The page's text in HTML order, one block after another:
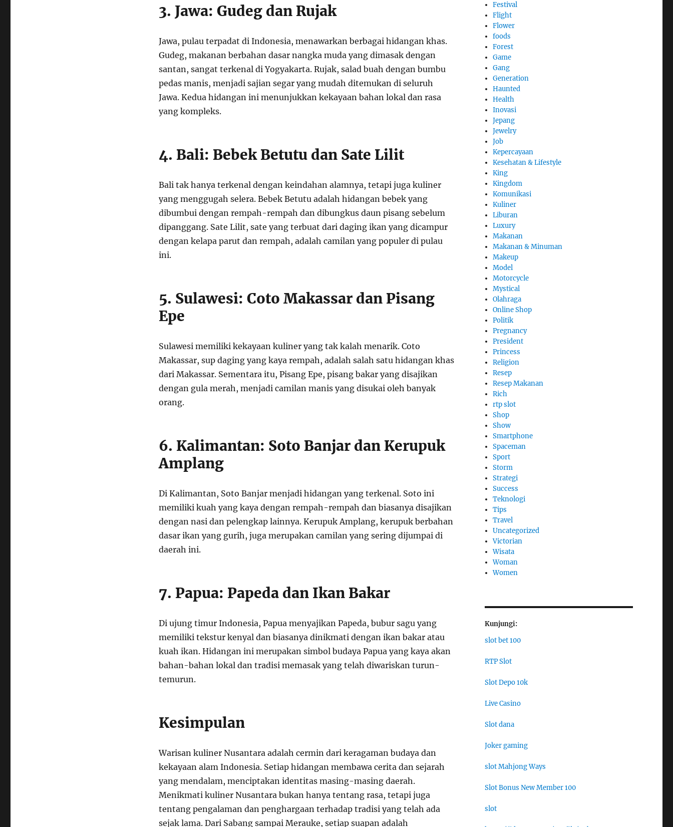
3. Jawa: Gudeg dan Rujak
Jawa, pulau terpadat di Indonesia, menawarkan berbagai hidangan khas.
Gudeg, makanan berbahan dasar nangka muda yang dimasak dengan
santan, sangat terkenal di Yogyakarta. Rujak, salad buah dengan bumbu
pedas manis, menjadi sajian segar yang mudah ditemukan di seluruh
Jawa. Kedua hidangan ini menunjukkan kekayaan bahan lokal dan rasa
yang kompleks.
4. Bali: Bebek Betutu dan Sate Lilit
Bali tak hanya terkenal dengan keindahan alamnya, tetapi juga kuliner
yang menggugah selera. Bebek Betutu adalah hidangan bebek yang
dibumbui dengan rempah-rempah dan dibungkus daun pisang sebelum
dipanggang. Sate Lilit, sate yang terbuat dari daging ikan yang dicampur
dengan kelapa parut dan rempah, adalah camilan yang populer di pulau
ini.
5. Sulawesi: Coto Makassar dan Pisang
Epe
Sulawesi memiliki kekayaan kuliner yang tak kalah menarik. Coto
Makassar, sup daging yang kaya rempah, adalah salah satu hidangan khas
dari Makassar. Sementara itu, Pisang Epe, pisang bakar yang disajikan
dengan gula merah, menjadi camilan manis yang disukai oleh banyak
orang.
6. Kalimantan: Soto Banjar dan Kerupuk
Amplang
Di Kalimantan, Soto Banjar menjadi hidangan yang terkenal. Soto ini
memiliki kuah yang kaya dengan rempah-rempah dan biasanya disajikan
dengan nasi dan pelengkap lainnya. Kerupuk Amplang, kerupuk berbahan
dasar ikan yang gurih, juga merupakan camilan yang sering dijumpai di
daerah ini.
7. Papua: Papeda dan Ikan Bakar
Di ujung timur Indonesia, Papua menyajikan Papeda, bubur sagu yang
memiliki tekstur kenyal dan biasanya dinikmati dengan ikan bakar atau
kuah ikan. Hidangan ini merupakan simbol budaya Papua yang kaya akan
bahan-bahan lokal dan tradisi memasak yang telah diwariskan turun-
temurun.
Kesimpulan
Warisan kuliner Nusantara adalah cermin dari keragaman budaya dan
kekayaan alam Indonesia. Setiap hidangan membawa cerita dan sejarah
yang mendalam, menciptakan identitas masing-masing daerah.
Menikmati kuliner Nusantara bukan hanya tentang rasa, tetapi juga
tentang pengalaman dan penghargaan terhadap tradisi yang telah ada
sejak lama. Dari Sabang sampai Merauke, setiap suapan adalah
Festival
Flight
Flower
foods
Forest
Game
Gang
Generation
Haunted
Health
Inovasi
Jepang
Jewelry
Job
Kepercayaan
Kesehatan & Lifestyle
King
Kingdom
Komunikasi
Kuliner
Liburan
Luxury
Makanan
Makanan & Minuman
Makeup
Model
Motorcycle
Mystical
Olahraga
Online Shop
Politik
Pregnancy
President
Princess
Religion
Resep
Resep Makanan
Rich
rtp slot
Shop
Show
Smartphone
Spaceman
Sport
Storm
Strategi
Success
Teknologi
Tips
Travel
Uncategorized
Victorian
Wisata
Woman
Women
Kunjungi:
slot bet 100
RTP Slot
Slot Depo 10k
Live Casino
Slot dana
Joker gaming
slot Mahjong Ways
Slot Bonus New Member 100
slot